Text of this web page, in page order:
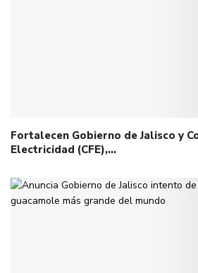
Fortalecen Gobierno de Jalisco y
Electricidad (CFE),…